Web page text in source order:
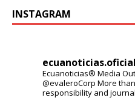
INSTAGRAM
ecuanoticias.oficial
Ecuanoticias® Media
@evaleroCorp More
responsibility and